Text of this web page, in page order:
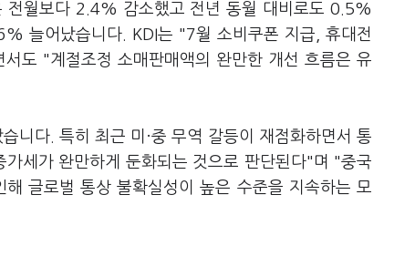
전월보다 2.4% 감소했고 전년 동월 대비로도 0.5%
늘어났습니다. KDI는 "7월 소비쿠폰 지급, 휴대전
도 "계절조정 소매판매액의 완만한 개선 흐름은 유
니다. 특히 최근 미·중 무역 갈등이 재점화하면서 통
세가 완만하게 둔화되는 것으로 판단된다"며 "중국
글로벌 통상 불확실성이 높은 수준을 지속하는 모